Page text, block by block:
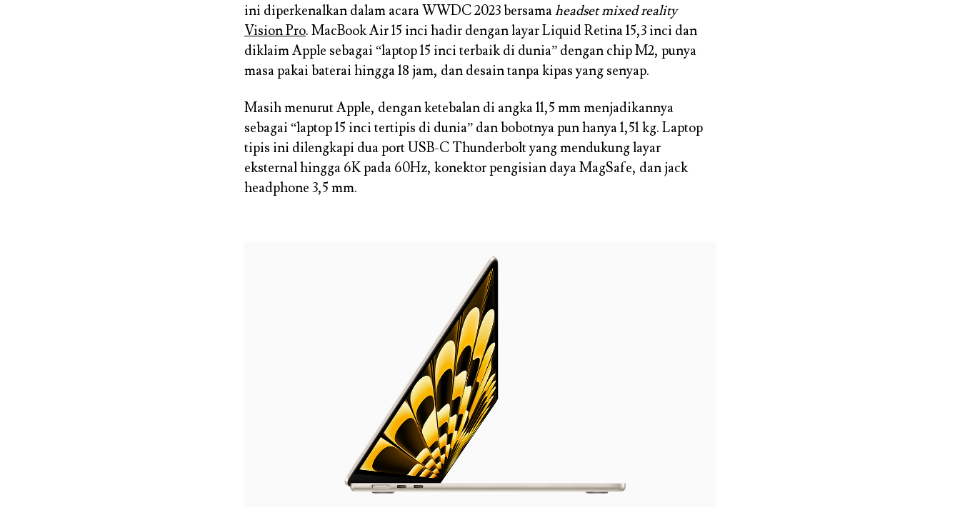
ini diperkenalkan dalam acara WWDC 2023 bersamaheadset mixed reality
Vision Pro. MacBook Air 15 inci hadir dengan layar Liquid Retina 15,3 inci dan
diklaim Apple sebagai “laptop 15 inci terbaik di dunia” dengan chip M2, punya
masa pakai baterai hingga 18 jam, dan desain tanpa kipas yang senyap.
Masih menurut Apple, dengan ketebalan di angka 11,5 mm menjadikannya
sebagai “laptop 15 inci tertipis di dunia” dan bobotnya pun hanya 1,51 kg. Laptop
tipis ini dilengkapi dua port USB-C Thunderbolt yang mendukung layar
eksternal hingga 6K pada 60Hz, konektor pengisian daya MagSafe, dan jack
headphone 3,5 mm.